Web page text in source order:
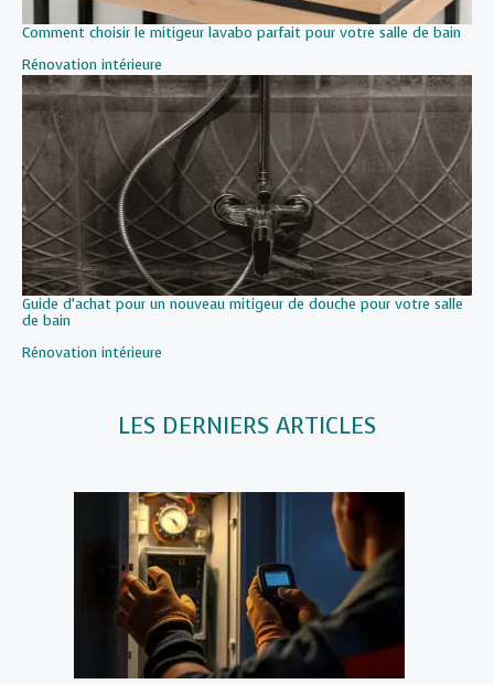
Comment choisir le mitigeur lavabo parfait pour votre salle de bain
Par rapport à
Rénovation intérieure
Guide d’achat pour un nouveau mitigeur de douche pour votre salle
de bain
Par rapport à
Rénovation intérieure
LES DERNIERS ARTICLES